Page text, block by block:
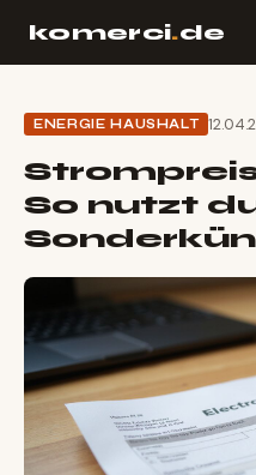
komerci.de
ENERGIE HAUSHALT
So nutzt